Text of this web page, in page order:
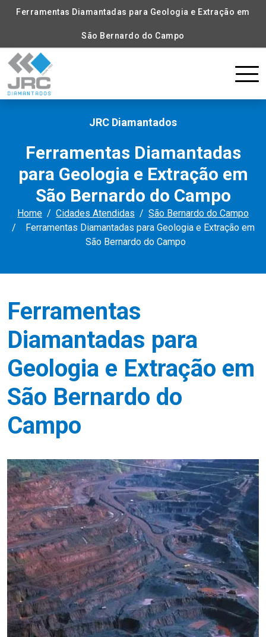
Ferramentas Diamantadas para Geologia e Extração em
São Bernardo do Campo
JRC Diamantados
Ferramentas Diamantadas
para Geologia e Extração em
São Bernardo do Campo
Home Cidades Atendidas
São Bernardo do Campo
Ferramentas Diamantadas para Geologia e Extração em
São Bernardo do Campo
Ferramentas
Diamantadas para
Geologia e Extração em
São Bernardo do
Campo